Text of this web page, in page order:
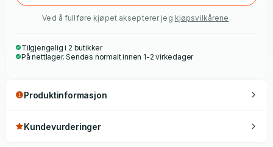
Ved å fullføre kjøpet aksepterer jeg kjøpsvilkårene .
Tilgjengelig i 2 butikker
På nettlager. Sendes normalt innen 1-2 virkedager
Produktinformasjon
Kundevurderinger